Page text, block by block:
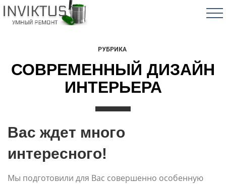
РУБРИКА
СОВРЕМЕННЫЙ ДИЗАЙН
ИНТЕРЬЕРА
Вас ждет много
интересного!
Мы подготовили для Вас совершенно особенную